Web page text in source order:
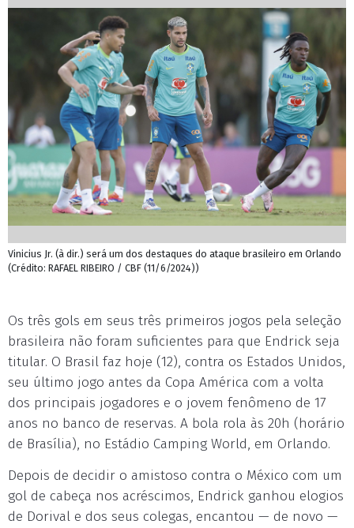
Vinicius Jr. (à dir.) será um dos destaques do ataque brasileiro em Orlando
(Crédito: RAFAEL RIBEIRO / CBF (11/6/2024))
Os três gols em seus três primeiros jogos pela seleção
brasileira não foram suficientes para que Endrick seja
titular. O Brasil faz hoje (12), contra os Estados Unidos,
seu último jogo antes da Copa América com a volta
dos principais jogadores e o jovem fenômeno de 17
anos no banco de reservas. A bola rola às 20h (horário
de Brasília), no Estádio Camping World, em Orlando.
Depois de decidir o amistoso contra o México com um
gol de cabeça nos acréscimos, Endrick ganhou elogios
de Dorival e dos seus colegas, encantou — de novo —